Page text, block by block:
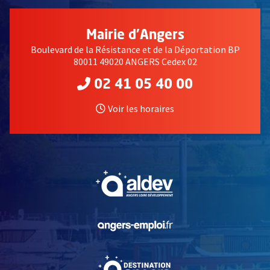
Mairie d'Angers
Boulevard de la Résistance et de la Déportation BP
80011 49020 ANGERS Cedex 02
02 41 05 40 00
Voir les horaires
, Ouvre une nouvelle